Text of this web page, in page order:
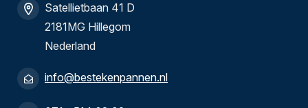
Satellietbaan 41 D
2181MG Hillegom
Nederland
info@bestekenpannen.nl